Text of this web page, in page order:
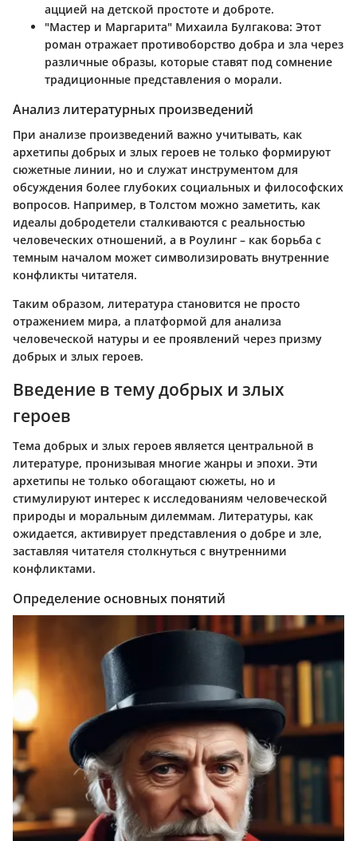
аццией на детской простоте и доброте.
"Мастер и Маргарита" Михаила Булгакова: Этот
роман отражает противоборство добра и зла через
различные образы, которые ставят под сомнение
традиционные представления о морали.
Анализ литературных произведений
При анализе произведений важно учитывать, как
архетипы добрых и злых героев не только формируют
сюжетные линии, но и служат инструментом для
обсуждения более глубоких социальных и философских
вопросов. Например, в Толстом можно заметить, как
идеалы добродетели сталкиваются с реальностью
человеческих отношений, а в Роулинг – как борьба с
темным началом может символизировать внутренние
конфликты читателя.
Таким образом, литература становится не просто
отражением мира, а платформой для анализа
человеческой натуры и ее проявлений через призму
добрых и злых героев.
Введение в тему добрых и злых
героев
Тема добрых и злых героев является центральной в
литературе, пронизывая многие жанры и эпохи. Эти
архетипы не только обогащают сюжеты, но и
стимулируют интерес к исследованиям человеческой
природы и моральным дилеммам. Литературы, как
ожидается, активирует представления о добре и зле,
заставляя читателя столкнуться с внутренними
конфликтами.
Определение основных понятий